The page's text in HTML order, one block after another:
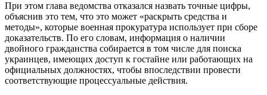
При этом глава ведомства отказался назвать точные цифры,
объяснив это тем, что это может «раскрыть средства и
методы», которые военная прокуратура использует при сборе
доказательств. По его словам, информация о наличии
двойного гражданства собирается в том числе для поиска
украинцев, имеющих доступ к гостайне или работающих на
официальных должностях, чтобы впоследствии провести
соответствующие процессуальные действия.